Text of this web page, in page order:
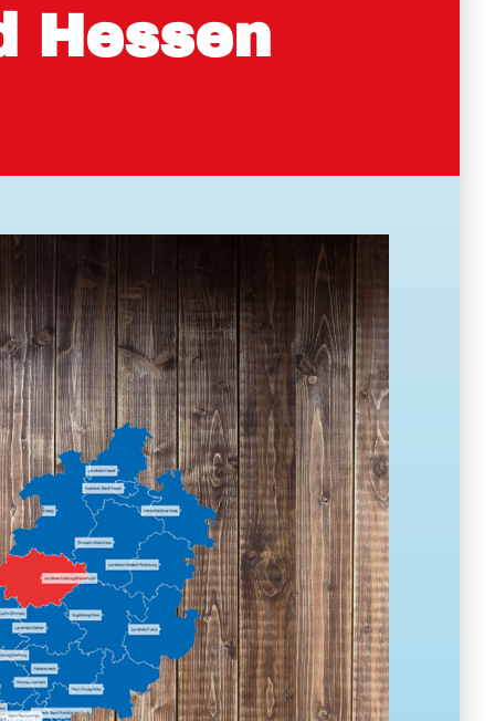
Hessen